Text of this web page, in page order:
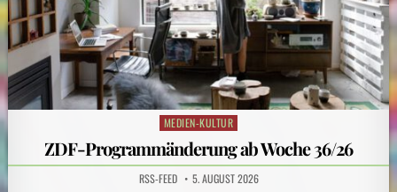
Posted
in
MEDIEN-KULTUR
ZDF-Programmänderung ab Woche 36/26
RSS-FEED 5. AUGUST 2026